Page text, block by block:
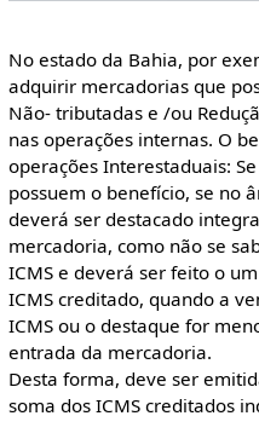
No estado da Bahia, por
adquirir mercadorias que
Não- tributadas e /ou
nas operações internas. O
operações Interestaduais:
possuem o benefício, se no
deverá ser destacado
mercadoria, como não se
ICMS e deverá ser feito o
ICMS creditado, quando a
ICMS ou o destaque for
entrada da mercadoria.
Desta forma, deve ser
soma dos ICMS creditados